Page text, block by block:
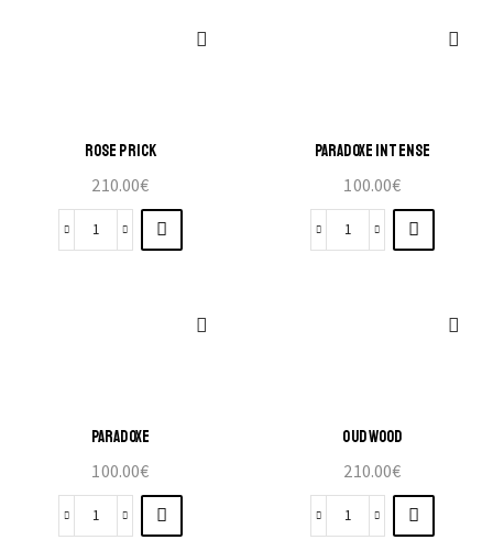
ROSE PRICK
210.00€
PARADOXE INTENSE
100.00€
PARADOXE
100.00€
OUD WOOD
210.00€